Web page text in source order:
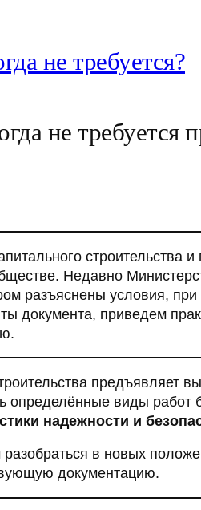
не требуется?
не требуется
строительства
Недавно
разъяснены условия,
документа, приведем
предъявляет
виды работ
надежности и
в новых
документацию.